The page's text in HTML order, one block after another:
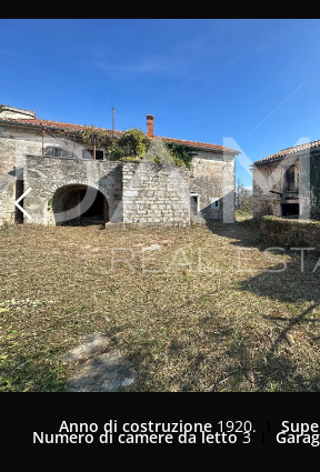
Anno di costruzione 1920.
Numero di camere da letto3